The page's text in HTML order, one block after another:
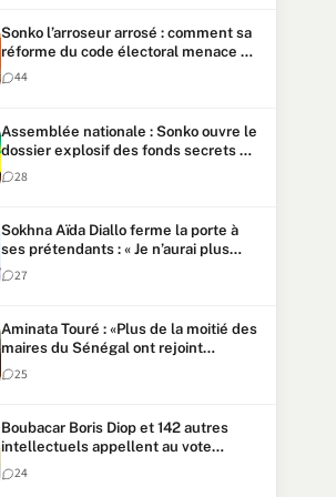
Sonko l’arroseur arrosé : comment sa
réforme du code électoral menace sa
candidature
44
Assemblée nationale : Sonko ouvre le
dossier explosif des fonds secrets et
du patrimoine présidentiel
28
Sokhna Aïda Diallo ferme la porte à
ses prétendants : « Je n’aurai plus
jamais un autre mari »
27
Aminata Touré : «Plus de la moitié des
maires du Sénégal ont rejoint
Kiiraay»
25
Boubacar Boris Diop et 142 autres
intellectuels appellent au vote
urgent de la révision
constitutionnelle
24